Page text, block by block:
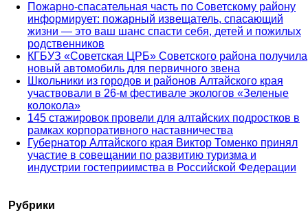
Пожарно-спасательная часть по Советскому району
информирует: пожарный извещатель, спасающий
жизни — это ваш шанс спасти себя, детей и пожилых
родственников
КГБУЗ «Советская ЦРБ» Советского района получила
новый автомобиль для первичного звена
Школьники из городов и районов Алтайского края
участвовали в 26-м фестивале экологов «Зеленые
колокола»
145 стажировок провели для алтайских подростков в
рамках корпоративного наставничества
Губернатор Алтайского края Виктор Томенко принял
участие в совещании по развитию туризма и
индустрии гостеприимства в Российской Федерации
Рубрики